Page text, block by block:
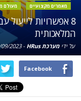
מאמרים מקצועיים
מעולם
8 אפשרויות
המלאכותית
על ידי מערכת HRus -
2023
Facebook